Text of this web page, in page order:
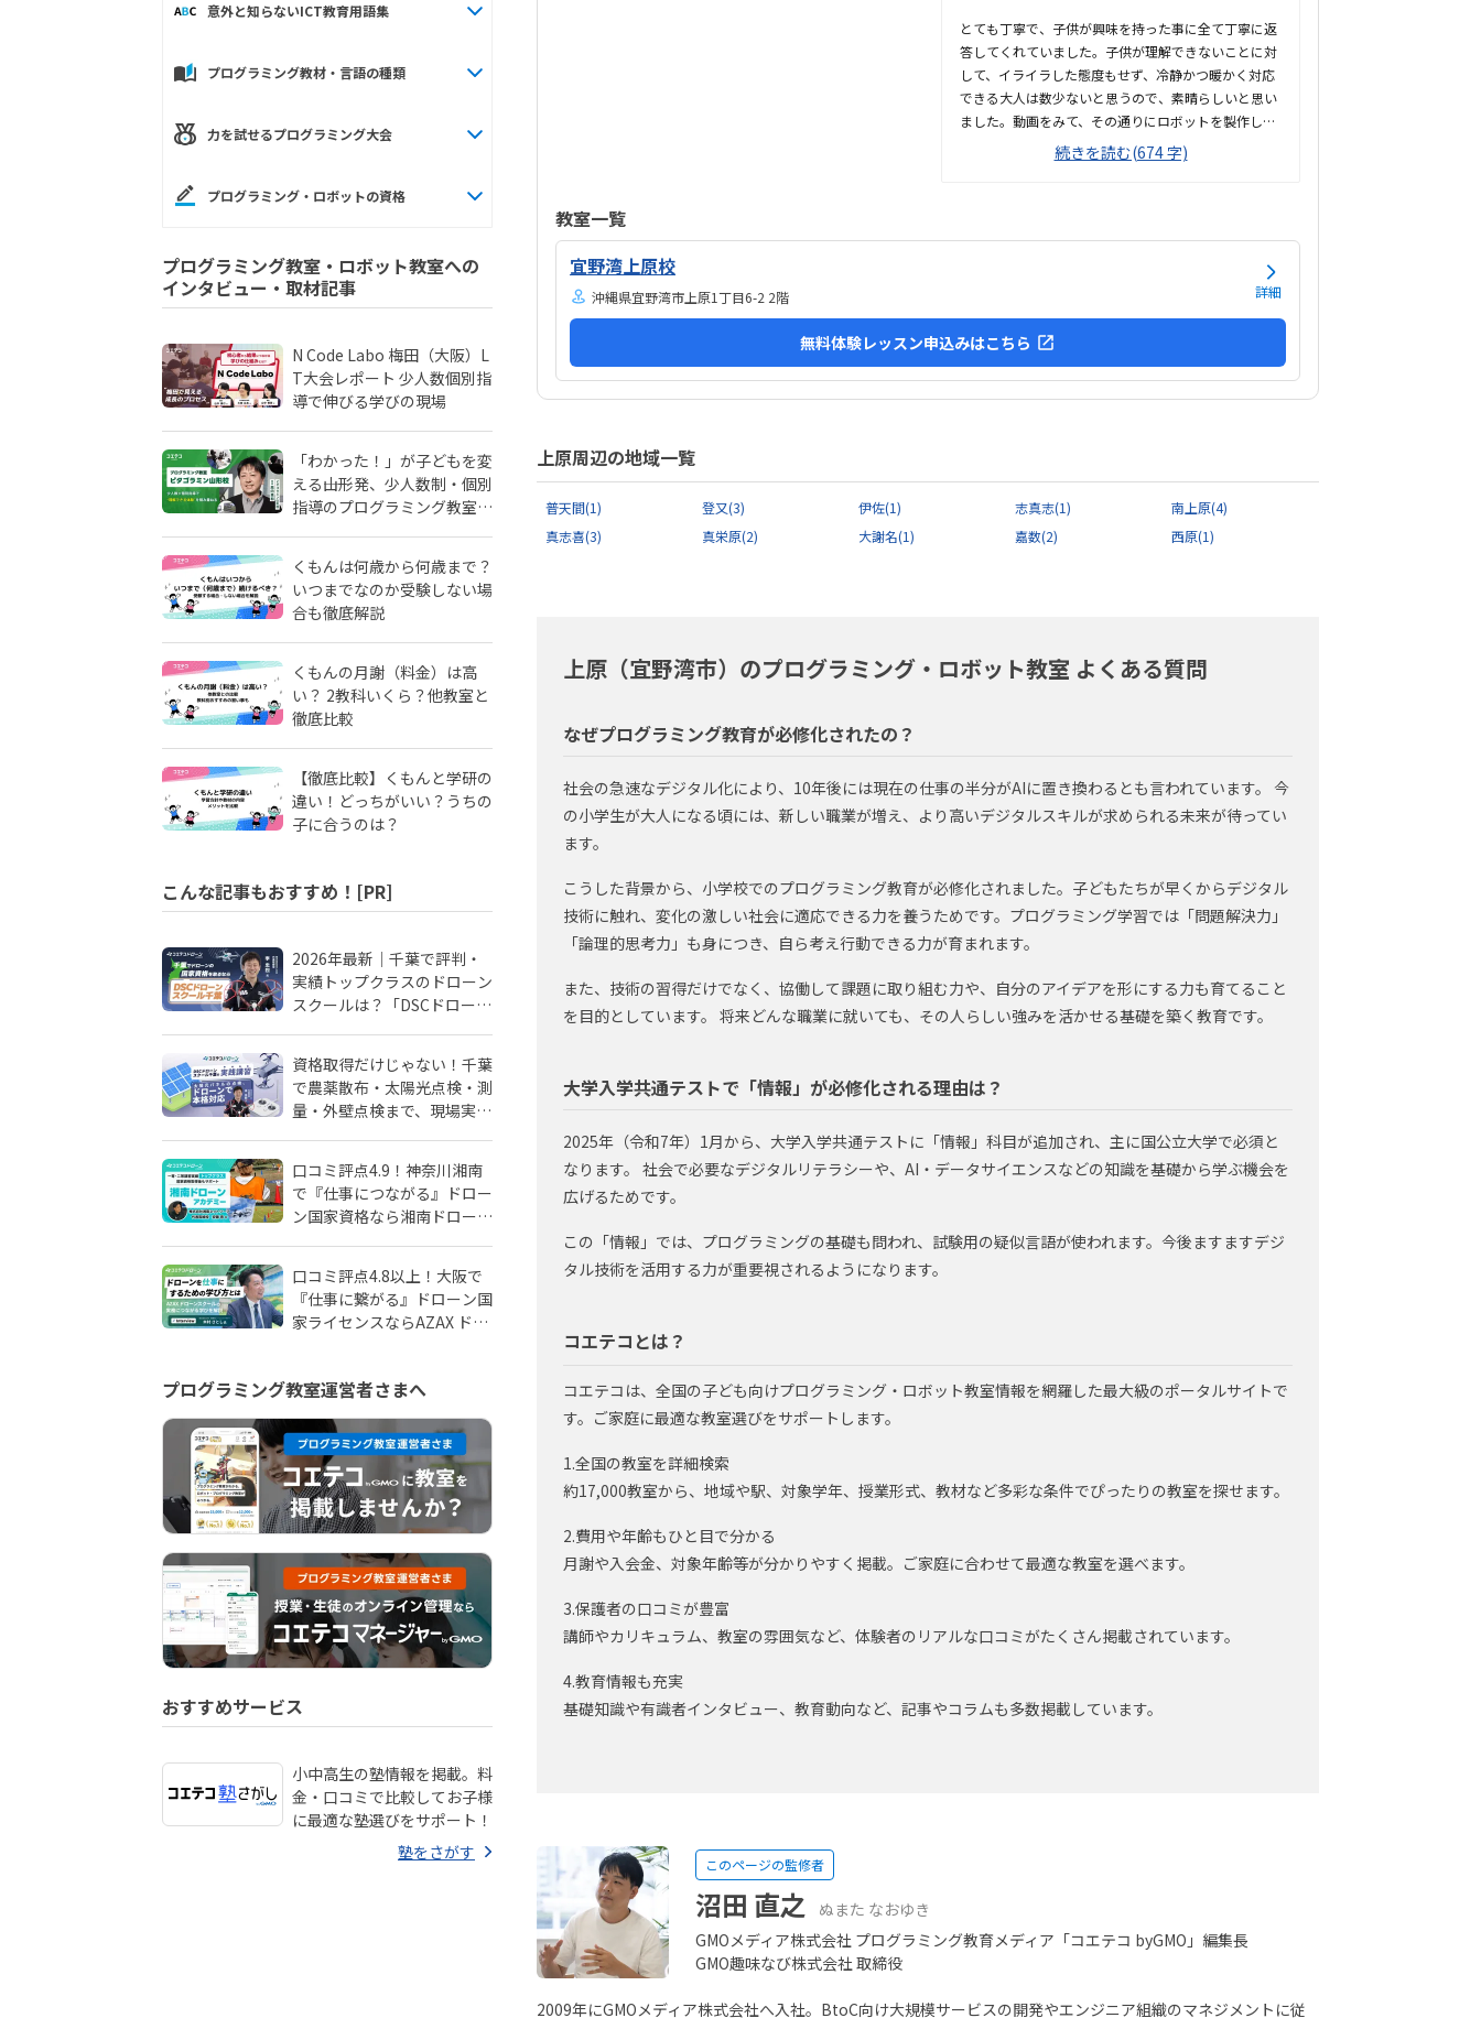
意外と知らないICT教育用語集
プログラミング教材・言語の種類
力を試せるプログラミング大会
プログラミング・ロボットの資格
プログラミング教室・ロボット教室への
インタビュー・取材記事
N Code Labo 梅田（大阪）L
T大会レポート 少人数個別指
導で伸びる学びの現場
「わかった！」が子どもを変
える――山形発、少人数制・個別
指導のプログラミング教室
くもんは何歳から何歳まで？
いつまでなのか受験しない場
合も徹底解説
くもんの月謝（料金）は高
い？ 2教科いくら？他教室と
徹底比較
【徹底比較】くもんと学研の
違い！どっちがいい？うちの
子に合うのは？
こんな記事もおすすめ！[PR]
2026年最新｜千葉で評判・
実績トップクラスのドローン
スクールは？「DSCドローン
資格取得だけじゃない！千葉
で農薬散布・太陽光点検・測
量・外壁点検まで、現場実務
口コミ評点4.9！神奈川湘南
で『仕事につながる』ドロー
ン国家資格なら湘南ドローン
口コミ評点4.8以上！大阪で
『仕事に繋がる』ドローン国
家ライセンスならAZAX ドロ
プログラミング教室運営者さまへ
おすすめサービス
小中高生の塾情報を掲載。料
金・口コミで比較してお子様
に最適な塾選びをサポート！
塾をさがす
とても丁寧で、子供が興味を持った事に全て丁寧に返
答してくれていました。子供が理解できないことに対
して、イライラした態度もせず、冷静かつ暖かく対応
できる大人は数少ないと思うので、素晴らしいと思い
ました。動画をみて、その通りにロボットを製作して
行くと言う感じでした。ロボットは教室でレンタルで
きるブロックや、モーターなどです。タブレットの操
す。駐輪スペースもあり、場所も道路面に接している
ルで無駄のない部屋でした。白を基調としているの
夫な感じはします。あと、動画を見ながら制作するの
あまり得意な事がなく、自分に...
続きを読む(674 字)
教室一覧
宜野湾上原校
沖縄県宜野湾市上原1丁目6-2 2階 詳細
無料体験レッスン申込みはこちら
上原周辺の地域一覧
普天間(1) 登又(3) 伊佐(1) 志真志(1) 南上原(4)
真志喜(3) 真栄原(2) 大謝名(1) 嘉数(2) 西原(1)
上原（宜野湾市）のプログラミング・ロボット教室 よくある質問
なぜプログラミング教育が必修化されたの？
社会の急速なデジタル化により、10年後には現在の仕事の半分がAIに置き換わるとも言われています。 今
の小学生が大人になる頃には、新しい職業が増え、より高いデジタルスキルが求められる未来が待ってい
ます。
こうした背景から、小学校でのプログラミング教育が必修化されました。子どもたちが早くからデジタル
技術に触れ、変化の激しい社会に適応できる力を養うためです。プログラミング学習では「問題解決力」
「論理的思考力」も身につき、自ら考え行動できる力が育まれます。
また、技術の習得だけでなく、協働して課題に取り組む力や、自分のアイデアを形にする力も育てること
を目的としています。 将来どんな職業に就いても、その人らしい強みを活かせる基礎を築く教育です。
大学入学共通テストで「情報」が必修化される理由は？
2025年（令和7年）1月から、大学入学共通テストに「情報」科目が追加され、主に国公立大学で必須と
なります。 社会で必要なデジタルリテラシーや、AI・データサイエンスなどの知識を基礎から学ぶ機会を
広げるためです。
この「情報」では、プログラミングの基礎も問われ、試験用の疑似言語が使われます。今後ますますデジ
タル技術を活用する力が重要視されるようになります。
コエテコとは？
コエテコは、全国の子ども向けプログラミング・ロボット教室情報を網羅した最大級のポータルサイトで
す。ご家庭に最適な教室選びをサポートします。
1.全国の教室を詳細検索
約17,000教室から、地域や駅、対象学年、授業形式、教材など多彩な条件でぴったりの教室を探せます。
2.費用や年齢もひと目で分かる
月謝や入会金、対象年齢等が分かりやすく掲載。ご家庭に合わせて最適な教室を選べます。
3.保護者の口コミが豊富
講師やカリキュラム、教室の雰囲気など、体験者のリアルな口コミがたくさん掲載されています。
4.教育情報も充実
基礎知識や有識者インタビュー、教育動向など、記事やコラムも多数掲載しています。
このページの監修者
沼田 直之
ぬまた なおゆき
GMOメディア株式会社 プログラミング教育メディア「コエテコ byGMO」編集長
GMO趣味なび株式会社 取締役
2009年にGMOメディア株式会社へ入社。BtoC向け大規模サービスの開発やエンジニア組織のマネジメントに従